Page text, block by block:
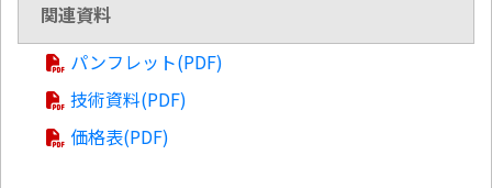
関連資料
パンフレット(PDF)
技術資料(PDF)
価格表(PDF)